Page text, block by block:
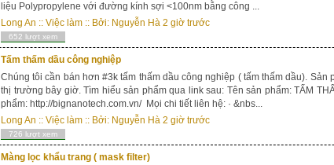
liệu Polypropylene với đường kính sợi <100nm bằng công ...
Long An :: Việc làm :: Bởi: Nguyễn Hà 2 giờ trước
652 lượt xem
Tấm thấm dầu công nghiệp
Chúng tôi cần bán hơn #3k tấm thấm dầu công nghiệp ( tấm thấm dầu). Sản
thị trường bây giờ. Tìm hiểu sản phẩm qua link sau: Tên sản phẩm: TẤM
phẩm: http://bignanotech.com.vn/ Mọi chi tiết liên hệ: · &nbs...
Long An :: Việc làm :: Bởi: Nguyễn Hà 2 giờ trước
726 lượt xem
Màng lọc khẩu trang ( mask filter)